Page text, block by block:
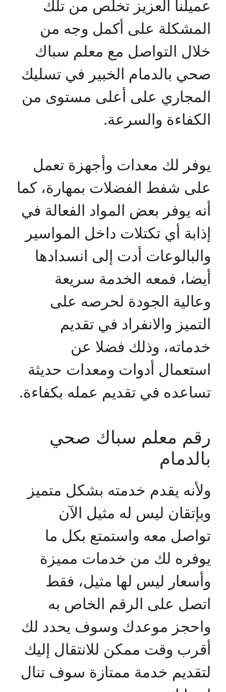
عميلنا العزيز تخلص من تلك
المشكلة على أكمل وجه من
خلال التواصل مع معلم سباك
صحي بالدمام الخبير في تسليك
المجاري على أعلى مستوى من
الكفاءة والسرعة.
يوفر لك معدات وأجهزة تعمل
على شفط الفضلات بمهارة، كما
أنه يوفر بعض المواد الفعالة في
إذابة أي تكتلات داخل المواسير
والبالوعات أدت إلى انسدادها
أيضا، فمعه الخدمة سريعة
وعالية الجودة لحرصه على
التميز والانفراد في تقديم
خدماته، وذلك فضلا عن
استعمال أدوات ومعدات حديثة
تساعده في تقديم عمله بكفاءة.
رقم معلم سباك صحي
بالدمام
ولأنه يقدم خدمته بشكل متميز
وبإتقان ليس له مثيل الآن
تواصل معه واستمتع بكل ما
يوفره لك من خدمات مميزة
وأسعار ليس لها مثيل، فقط
اتصل على الرقم الخاص به
واحجز موعدك وسوف يحدد لك
أقرب وقت ممكن للانتقال إليك
لتقديم خدمة ممتازة سوف تنال